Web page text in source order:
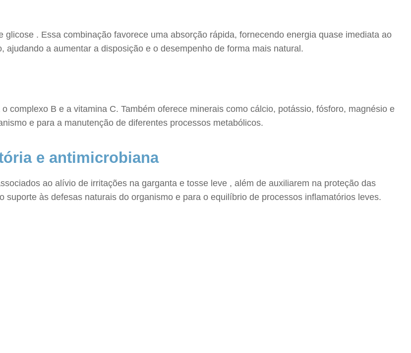
. Essa combinação favorece uma absorção rápida, fornecendo energia quase imediata ao
a aumentar a disposição e o desempenho de forma mais natural.
complexo B e a vitamina C. Também oferece minerais como cálcio, potássio, fósforo, magnésio e
e para a manutenção de diferentes processos metabólicos.
e antimicrobiana
ao alívio de irritações na garganta e tosse leve , além de auxiliarem na proteção das
às defesas naturais do organismo e para o equilíbrio de processos inflamatórios leves.